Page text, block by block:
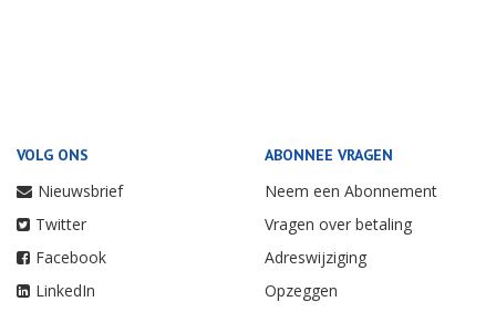
VOLG ONS
Nieuwsbrief
Twitter
Facebook
LinkedIn
ABONNEE VRAGEN
Neem een Abonnement
Vragen over betaling
Adreswijziging
Opzeggen